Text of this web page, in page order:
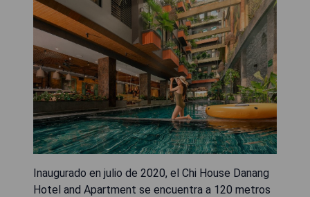
Inaugurado en julio de 2020, el Chi House Danang
Hotel and Apartment se encuentra a 120 metros